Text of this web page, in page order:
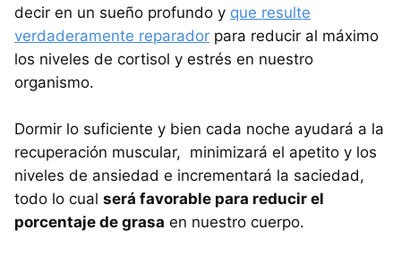
decir en un sueño profundo y que resulte
verdaderamente reparador para reducir al máximo
los niveles de cortisol y estrés en nuestro
organismo.
Dormir lo suficiente y bien cada noche ayudará a la
recuperación muscular, minimizará el apetito y los
niveles de ansiedad e incrementará la saciedad,
todo lo cual será favorable para reducir el
porcentaje de grasa en nuestro cuerpo.